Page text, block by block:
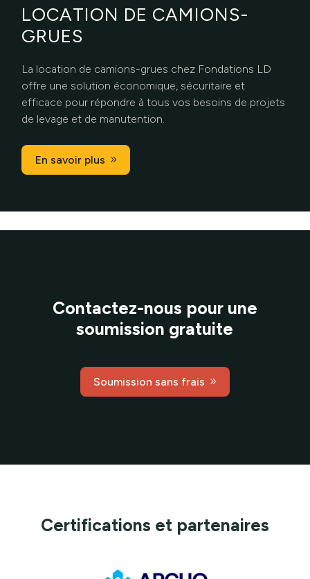
LOCATION DE CAMIONS-
GRUES
La location de camions-grues chez Fondations LD
offre une solution économique, sécuritaire et
efficace pour répondre à tous vos besoins de projets
de levage et de manutention.
En savoir plus
Contactez-nous pour une
soumission gratuite
Soumission sans frais
Certifications et partenaires